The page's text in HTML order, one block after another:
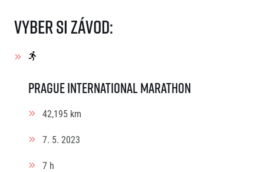
Vyber si závod:
Prague International Marathon
42,195 km
7. 5. 2023
7 h